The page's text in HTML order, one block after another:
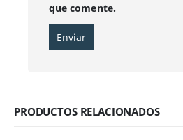
que comente.
PRODUCTOS RELACIONADOS